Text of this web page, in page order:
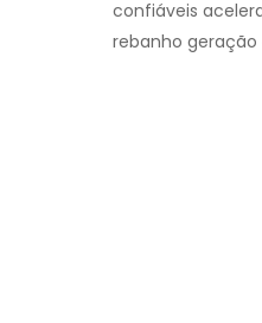
confiáveis
rebanho geração